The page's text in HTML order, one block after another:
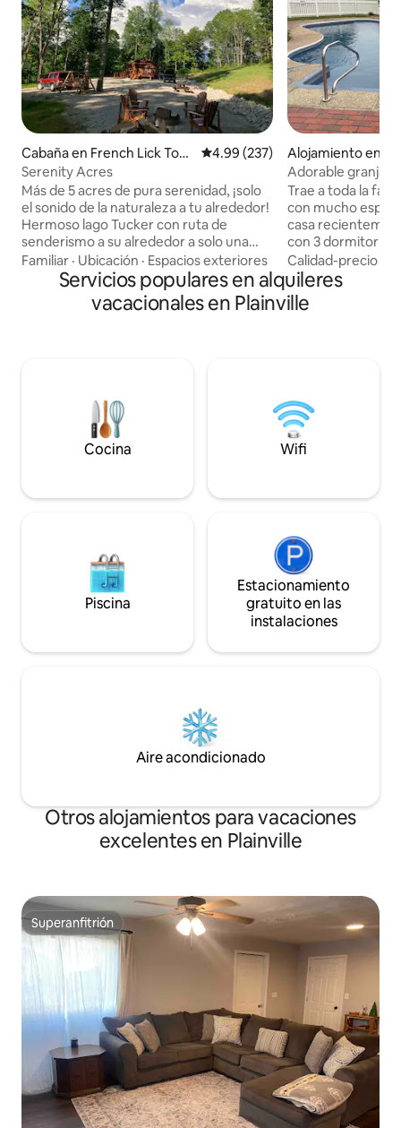
Cabaña en French Lick Tow
nship
Calificación promedio: 4.99 de
4.99 (237)
Serenity Acres
Más de 5 acres de pura serenidad, ¡solo
el sonido de la naturaleza a tu alrededor!
Hermoso lago Tucker con ruta de
senderismo a su alrededor a solo una
milla de distancia. Este parque, como el
ambiente, tiene espacio para tiendas de
campaña, vehículos recreativos, barcos,
4 ruedas y mucho más. A poco menos
picnic, chimenea con sillas adirondack
para barbacoas nocturnas. Parque
acuático y alquiler de barcos, cerca.
Familiar · Ubicación · Espacios exteriores
Alojamiento en
Adorable granja
Trae a toda la
con mucho
casa
con 3
sala de estar con
enorme gran sala
75pulgadas y una
para divertirse y
amish, con
estupendas. La
está a solo 10
Calidad-precio
Servicios populares en alquileres
vacacionales en Plainville
Cocina Wifi
Piscina
Estacionamiento
gratuito en las
instalaciones
Aire acondicionado
Otros alojamientos para vacaciones
excelentes en Plainville
Superanfitrión
Superanfitrión